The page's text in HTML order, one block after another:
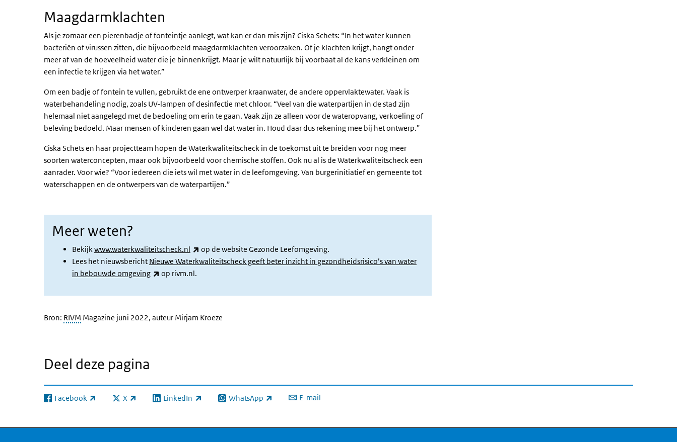
Maagdarmklachten
Als je zomaar een pierenbadje of fonteintje aanlegt, wat kan er dan mis zijn? Ciska Schets: “In het water kunnen
bacteriën of virussen zitten, die bijvoorbeeld maagdarmklachten veroorzaken. Of je klachten krijgt, hangt onder
meer af van de hoeveelheid water die je binnenkrijgt. Maar je wilt natuurlijk bij voorbaat al de kans verkleinen om
een infectie te krijgen via het water.”
Om een badje of fontein te vullen, gebruikt de ene ontwerper kraanwater, de andere oppervlaktewater. Vaak is
waterbehandeling nodig, zoals UV-lampen of desinfectie met chloor. “Veel van die waterpartijen in de stad zijn
helemaal niet aangelegd met de bedoeling om erin te gaan. Vaak zijn ze alleen voor de wateropvang, verkoeling of
beleving bedoeld. Maar mensen of kinderen gaan wel dat water in. Houd daar dus rekening mee bij het ontwerp.”
Ciska Schets en haar projectteam hopen de Waterkwaliteitscheck in de toekomst uit te breiden voor nog meer
soorten waterconcepten, maar ook bijvoorbeeld voor chemische stoffen. Ook nu al is de Waterkwaliteitscheck een
aanrader. Voor wie? “Voor iedereen die iets wil met water in de leefomgeving. Van burgerinitiatief en gemeente tot
waterschappen en de ontwerpers van de waterpartijen.”
Meer weten?
Bekijkwww.waterkwaliteitscheck.nl (externe link)
op de website Gezonde Leefomgeving.
Lees het nieuwsbericht Nieuwe Waterkwaliteitscheck geeft beter inzicht in gezondheidsrisico’s van water
in bebouwde omgeving
(externe link)
op rivm.nl.
Bron: RIVM Magazine juni 2022, auteur Mirjam Kroeze
Deel deze pagina
Facebook
(externe link) X
(externe link) LinkedIn
(externe link) WhatsApp
(externe link) E-mail